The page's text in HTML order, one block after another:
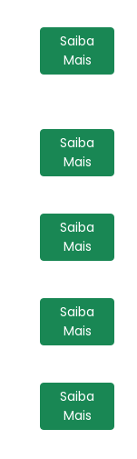
Saiba
Mais
Saiba
Mais
Saiba
Mais
Saiba
Mais
Saiba
Mais